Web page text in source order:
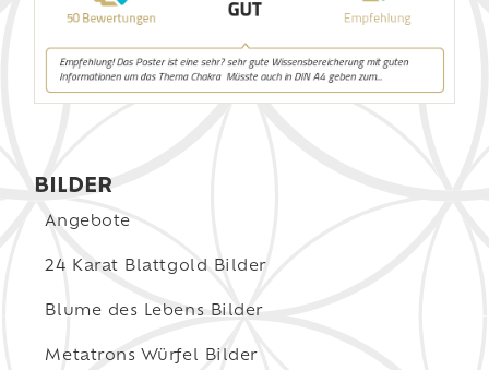
BILDER
Angebote
24 Karat Blattgold Bilder
Blume des Lebens Bilder
Metatrons Würfel Bilder